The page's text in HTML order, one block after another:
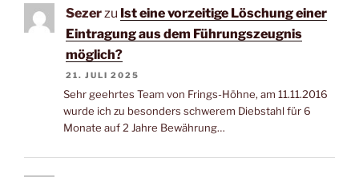
Sezerzu Ist eine vorzeitige Löschung einer
Eintragung aus dem Führungszeugnis
möglich?
21. JULI 2025
Sehr geehrtes Team von Frings-Höhne, am 11.11.2016
wurde ich zu besonders schwerem Diebstahl für 6
Monate auf 2 Jahre Bewährung…